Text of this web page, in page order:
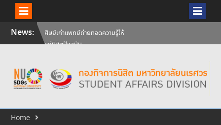
SkipNews:
ศิษย์เก่าแพทย์ถ่ายทอดความรู้ให้
แก่นิสิตปัจจุบัน
นเรศวร ครบรอบ 36 ปี 29
กรกฎาคม 2569
สัมภาษณ์นิสิตเพื่อพิจารณาเข้ารับ
ประจำปีการศึกษา 256
Home